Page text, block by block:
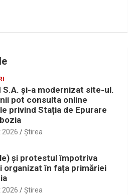
S.A. și-a modernizat site-ul.
pot consulta online
privind Stația de Epurare
2026 Ştirea
și protestul împotriva
organizat în fața primăriei
2026 Ştirea